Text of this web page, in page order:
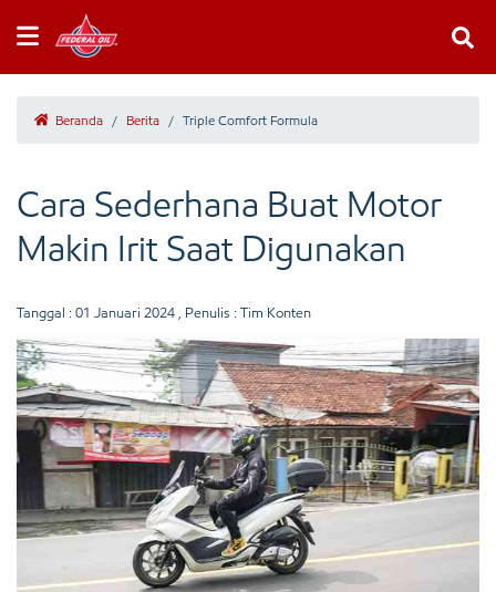
Beranda / Berita / Triple Comfort Formula
Cara Sederhana Buat Motor
Makin Irit Saat Digunakan
Tanggal : 01 Januari 2024 , Penulis : Tim Konten